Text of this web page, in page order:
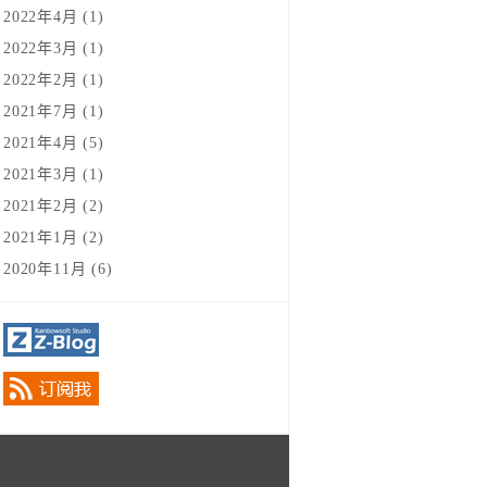
2022年4月 (1)
2022年3月 (1)
2022年2月 (1)
2021年7月 (1)
2021年4月 (5)
2021年3月 (1)
2021年2月 (2)
2021年1月 (2)
2020年11月 (6)